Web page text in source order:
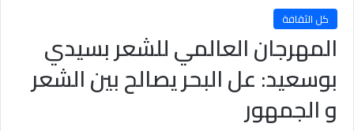
كل الثقافة
المهرجان العالمي للشعر بسيدي
بوسعيد: عل البحر يصالح بين الشعر
و الجمهور